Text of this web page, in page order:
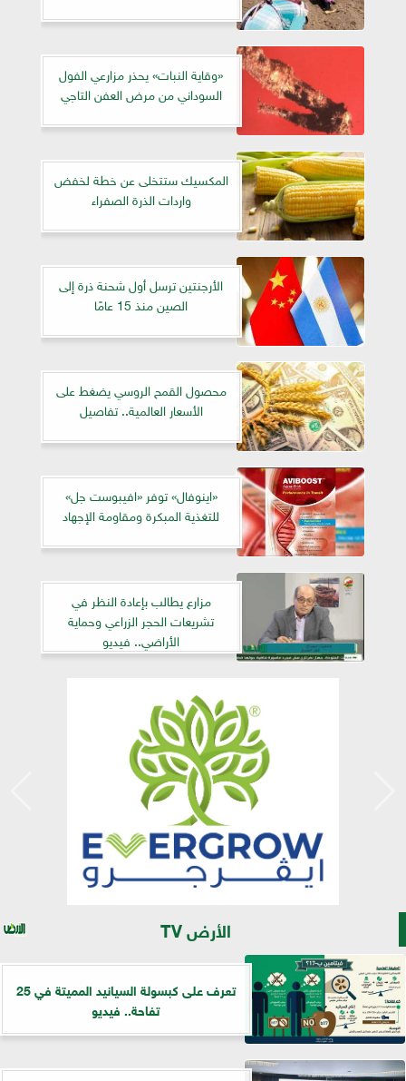
«وقاية النبات» يحذر مزارعي الفول
السوداني من مرض العفن التاجي
المكسيك ستتخلى عن خطة لخفض
واردات الذرة الصفراء
الأرجنتين ترسل أول شحنة ذرة إلى
الصين منذ 15 عامًا
محصول القمح الروسي يضغط على
الأسعار العالمية.. تفاصيل
«اينوفال» توفر «افيبوست جل»
للتغذية المبكرة ومقاومة الإجهاد
مزارع يطالب بإعادة النظر في
تشريعات الحجر الزراعي وحماية
الأراضي.. فيديو
الأرض TV
تعرف على كبسولة السيانيد المميتة في 25
تفاحة.. فيديو